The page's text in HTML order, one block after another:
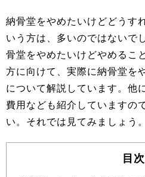
納骨堂をやめたいけどどうす
いう方は、多いのではないで
骨堂をやめたいけどやめるこ
方に向けて、実際に納骨堂を
について解説しています。他
費用なども紹介していますの
い。それでは見てみましょう。
目次